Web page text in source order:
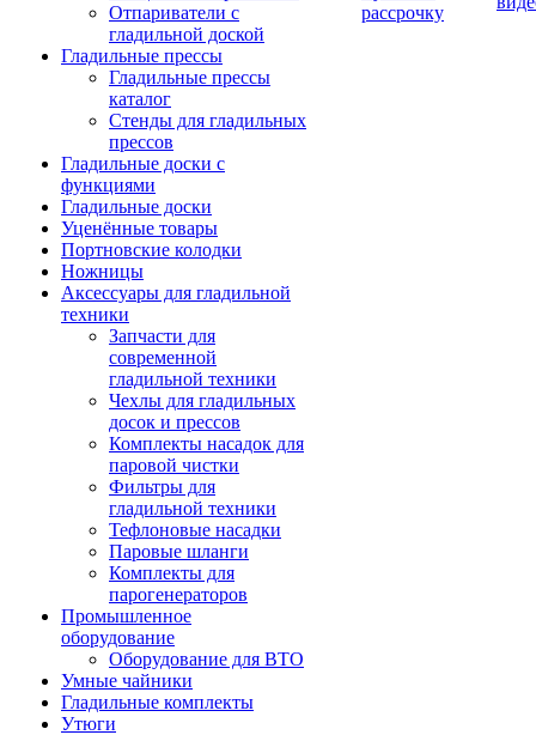
Отпариватели с
гладильной доской
Гладильные прессы
Гладильные прессы
каталог
Стенды для гладильных
прессов
Гладильные доски с
функциями
Гладильные доски
Уценённые товары
Портновские колодки
Ножницы
Аксессуары для гладильной
техники
Запчасти для
современной
гладильной техники
Чехлы для гладильных
досок и прессов
Комплекты насадок для
паровой чистки
Фильтры для
гладильной техники
Тефлоновые насадки
Паровые шланги
Комплекты для
парогенераторов
Промышленное
оборудование
Оборудование для ВТО
Умные чайники
Гладильные комплекты
Утюги
рассрочку